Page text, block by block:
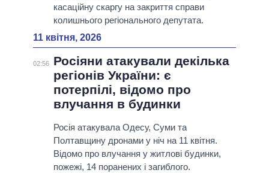
касаційну скаргу на закриття справи
колишнього регіонального депутата.
11 квітня, 2026
02:56
Росіяни атакували декілька
регіонів України: є
потерпілі, відомо про
влучання в будинки
Росія атакувала Одесу, Суми та
Полтавщину дронами у ніч на 11 квітня.
Відомо про влучання у житлові будинки,
пожежі, 14 поранених і загиблого.